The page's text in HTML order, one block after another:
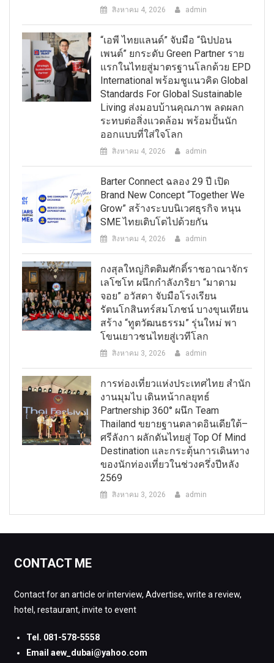
สิงหาคม 4, 2026 admin
“เอพี ไทยแลนด์” จับมือ “นิปปอน
เพนต์” ยกระดับ Green Partner ราย
แรกในไทยสู่มาตรฐานโลกด้วย EPD
International พร้อมชูแนวคิด Global
Standards For Global Sustainable
Living ส่งมอบบ้านคุณภาพ ลดผลก
ระทบต่อสิ่งแวดล้อม พร้อมปั้นนัก
ออกแบบที่ใส่ใจโลก
สิงหาคม 4, 2026 admin
Barter Connect ฉลอง 29 ปี เปิด
Brand New Concept “Together We
Grow” สร้างระบบนิเวศธุรกิจ หนุน
SME ไทยเติบโตไปด้วยกัน
สิงหาคม 4, 2026 admin
กงสุลใหญ่กิตติมศักดิ์ราชอาณาจักร
เลโซโท ผนึกกำลังภริยา “มาดาม
จอย” อวัสดา จับมือโรงเรียน
รัตนโกสินทร์สมโภชน์ บางขุนเทียน
สร้าง “ทูตวัฒนธรรม” รุ่นใหม่ พา
โขนเยาวชนไทยสู่เวทีโลก
สิงหาคม 3, 2026 admin
การท่องเที่ยวแห่งประเทศไทย สำนัก
งานมุมไบ เดินหน้ากลยุทธ์
Partnership 360° ผนึก Team
Thailand ขยายฐานตลาดอินเดียใต้–
ศรีลังกา ผลักดันไทยสู่ Top Of Mind
Destination และกระตุ้นการเดินทาง
ของนักท่องเที่ยวในช่วงครึ่งปีหลัง
2569
สิงหาคม 3, 2026 admin
CONTACT ME
Contact for an article or interview, Advertise, write a review,
hotel, restaurant, invite to event
Tel. 081-578-5558
Email aew_dubai@yahoo.com